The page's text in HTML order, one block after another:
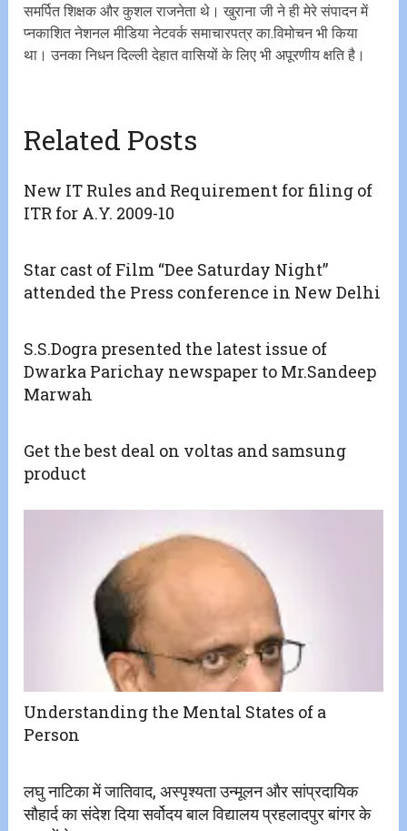
समर्पित शिक्षक और कुशल राजनेता थे। खुराना जी ने ही मेरे संपादन में
प्नकाशित नेशनल मीडिया नेटवर्क समाचारपत्र का.विमोचन भी किया
था। उनका निधन दिल्ली देहात वासियों के लिए भी अपूरणीय क्षति है।
Related Posts
New IT Rules and Requirement for filing of
ITR for A.Y. 2009-10
Star cast of Film “Dee Saturday Night”
attended the Press conference in New Delhi
S.S.Dogra presented the latest issue of
Dwarka Parichay newspaper to Mr.Sandeep
Marwah
Get the best deal on voltas and samsung
product
Understanding the Mental States of a
Person
लघु नाटिका में जातिवाद, अस्पृश्यता उन्मूलन और सांप्रदायिक
सौहार्द का संदेश दिया सर्वोदय बाल विद्यालय प्रहलादपुर बांगर के